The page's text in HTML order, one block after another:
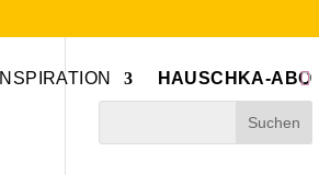
INSPIRATION HAUSCHKA-ABO